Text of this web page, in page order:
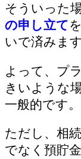
そういった
の申し立て
いで済みます
よって、プ
きいような
一般的です。
ただし、相
でなく預貯